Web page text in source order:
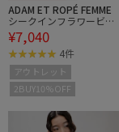
ADAM ET ROPÉ FEMME
シークインフラワービス
チェセットカーディガン
¥7,040
4件
アウトレット
2BUY10%OFF